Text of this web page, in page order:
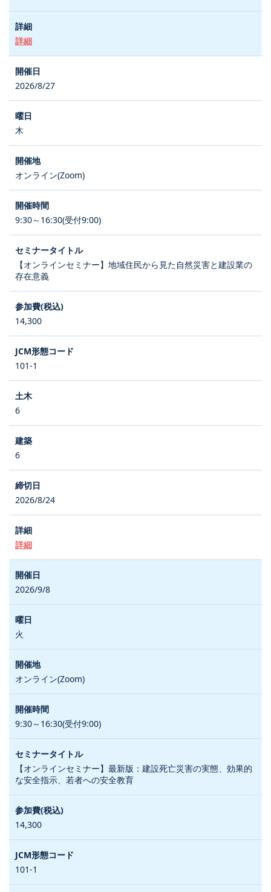
詳細
2026/8/27
木
オンライン(Zoom)
9:30～16:30(受付9:00)
【オンラインセミナー】地域住民から見た自然災害と建設業の
存在意義
14,300
101-1
6
6
2026/8/24
詳細
2026/9/8
火
オンライン(Zoom)
9:30～16:30(受付9:00)
【オンラインセミナー】最新版：建設死亡災害の実態、効果的
な安全指示、若者への安全教育
14,300
101-1